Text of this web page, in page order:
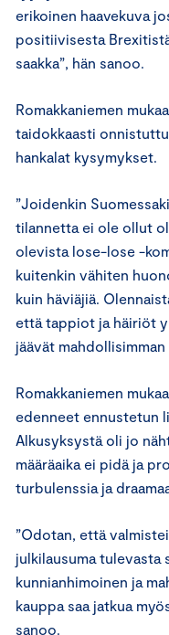
erikoinen haavekuva
positiivisesta
saakka”, hän sanoo.
Romakkaniemen
taidokkaasti
hankalat kysymykset.
”Joidenkin
tilannetta ei ole ollut
olevista lose-lose -
kuitenkin vähiten
kuin häviäjiä.
että tappiot ja häiriöt
jäävät
Romakkaniemen
edenneet ennustetun
Alkusyksystä oli jo
määräaika ei pidä ja
turbulenssia ja
”Odotan, että
julkilausuma tulevasta
kunnianhimoinen ja
kauppa saa jatkua
sanoo.